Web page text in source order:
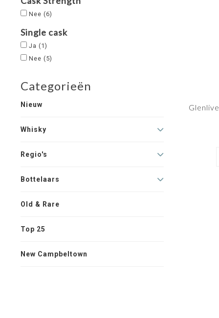
Nee (6)
Single cask
Ja (1)
Nee (5)
Categorieën
Nieuw
Whisky
Regio's
Bottelaars
Old & Rare
Top 25
New Campbeltown